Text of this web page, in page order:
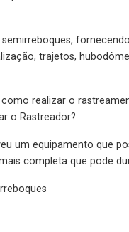
trajetos,
realizar o
o Rastreador?
um equipamento que
completa que pode